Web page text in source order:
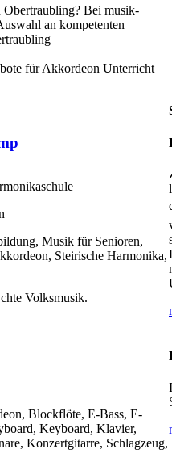
Bei musik-
an kompetenten
für Akkordeon Unterricht
Musik für Senioren,
Steirische Harmonika,
Volksmusik.
Blockflöte, E-Bass, E-
Keyboard, Klavier,
Konzertgitarre, Schlagzeug,